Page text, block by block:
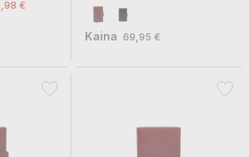
€
Kaina 69,95 €